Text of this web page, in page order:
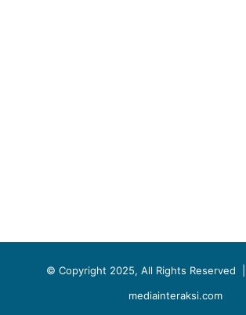
© Copyright 2025, All Rights Reserved |
mediainteraksi.com